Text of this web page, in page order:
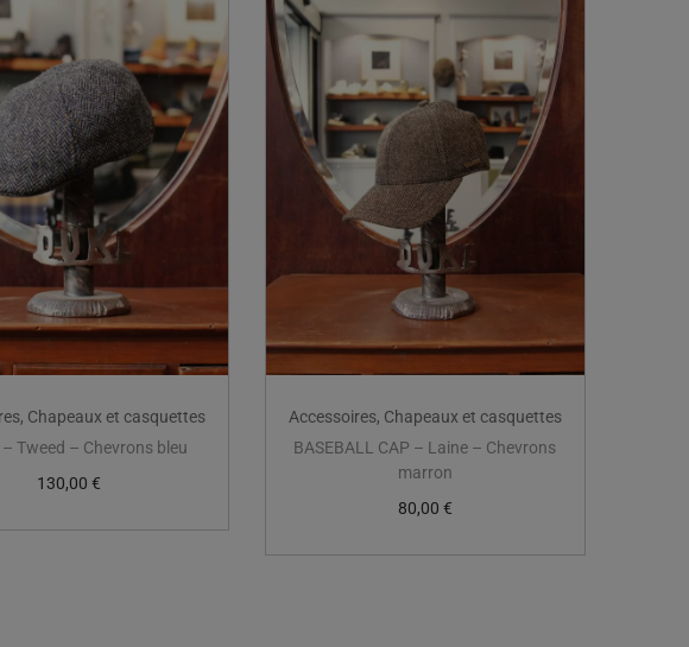
, Chapeaux et casquettes
– Tweed – Chevrons bleu
130,00 €
Accessoires, Chapeaux et casquettes
BASEBALL CAP – Laine – Chevrons
marron
80,00 €